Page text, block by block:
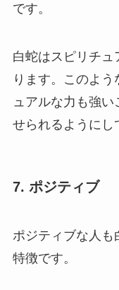
です。
白蛇はスピリチュ
ります。このよ
ュアルな力も強
せられるようにし
7. ポジティブ
ポジティブな人も
特徴です。